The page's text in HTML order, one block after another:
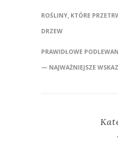
ROŚLINY, KTÓRE
DRZEW
PRAWIDŁOWE
— NAJWAŻNIEJSZE